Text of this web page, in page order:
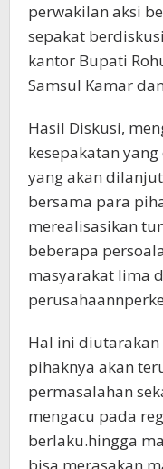
perwakilan aksi
sepakat
kantor Bupati
Samsul Kamar
Hasil Diskusi,
kesepakatan
yang akan
bersama para
merealisasikan
beberapa
masyarakat lima
Hal ini diutarakan
pihaknya akan
permasalahan
mengacu pada
berlaku.hingga